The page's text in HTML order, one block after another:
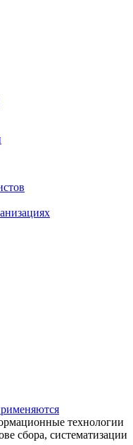
технологии
сбора, систематизации